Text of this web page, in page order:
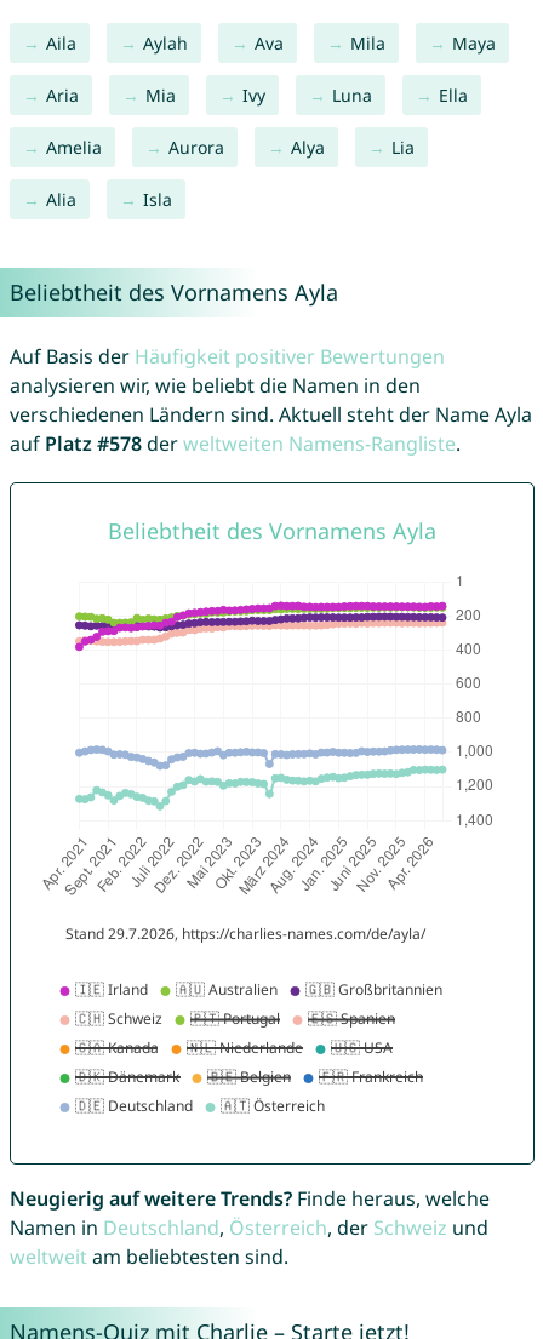
Aila Aylah Ava Mila Maya
Aria Mia Ivy Luna Ella
Amelia Aurora Alya Lia
Alia Isla
Beliebtheit des Vornamens Ayla
Auf Basis der Häufigkeit positiver Bewertungen
analysieren wir, wie beliebt die Namen in den
verschiedenen Ländern sind. Aktuell steht der Name Ayla
auf Platz #578derweltweiten Namens-Rangliste.
Neugierig auf weitere Trends?Finde heraus, welche
Namen in Deutschland, Österreich, der Schweiz und
weltweitam beliebtesten sind.
Namens-Quiz mit Charlie – Starte jetzt!